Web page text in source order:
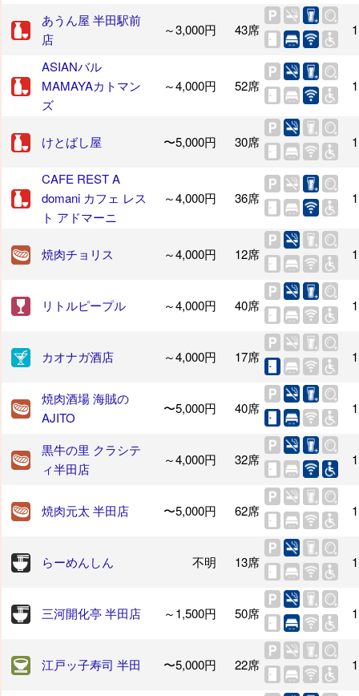
あうん屋 半田駅前
店
～3,000円 43席
ASIANバル
MAMAYAカトマン
ズ
～4,000円 52席
けとばし屋 〜5,000円 30席
CAFE REST A
domani カフェ レス
ト アドマーニ
～4,000円 36席
焼肉チョリス ～4,000円 12席
リトルピープル ～4,000円 40席
カオナガ酒店 ～4,000円 17席
焼肉酒場 海賊の
AJITO
〜5,000円 40席
黒牛の里 クラシテ
ィ半田店
～4,000円 32席
焼肉元太 半田店 〜5,000円 62席
らーめんしん 不明 13席
三河開化亭 半田店 ～1,500円 50席
江戸ッ子寿司 半田 〜5,000円 22席